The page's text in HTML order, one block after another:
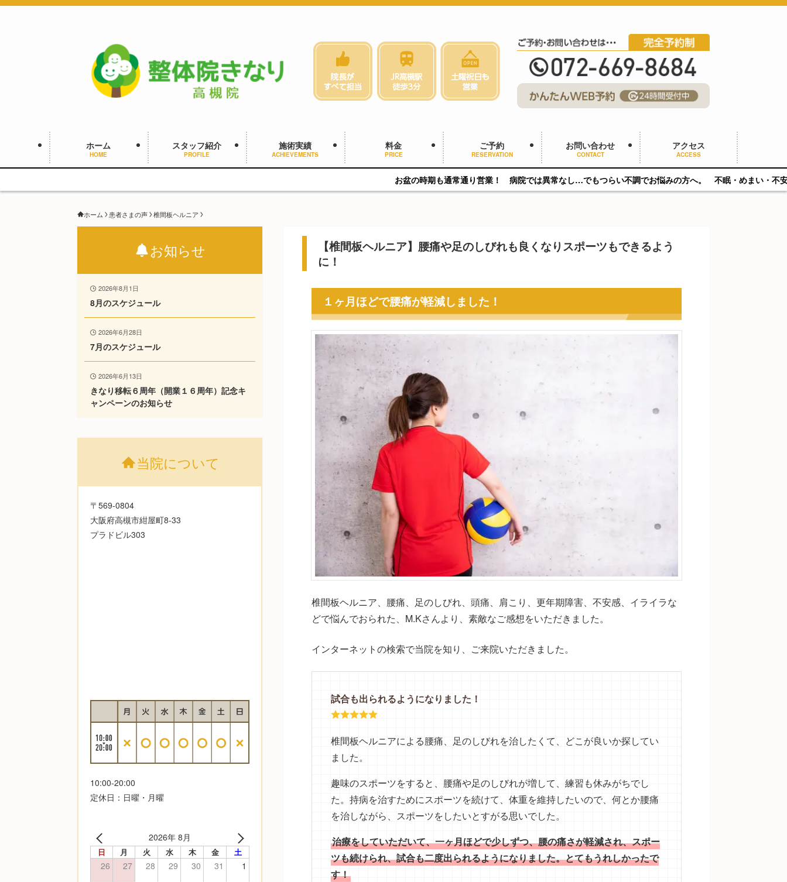
ホーム
HOME
スタッフ紹介
PROFILE
施術実績
ACHIEVEMENTS
料金
PRICE
ご予約
RESERVATION
お問い合わせ
CONTACT
アクセス
ACCESS
お盆の時期も通常通り営業！ 病院では異常なし…でもつらい不調でお悩みの方へ。 不眠・めまい・不安・パニックに
ホーム 患者さまの声 椎間板ヘルニア
【椎間板ヘルニア】腰痛や足のしびれも良くなりスポーツもできるよう
に！
１ヶ月ほどで腰痛が軽減しました！
椎間板ヘルニア、腰痛、足のしびれ、頭痛、肩こり、更年期障害、不安感、イライラな
どで悩んでおられた、M.Kさんより、素敵なご感想をいただきました。
インターネットの検索で当院を知り、ご来院いただきました。
試合も出られるようになりました！
椎間板ヘルニアによる腰痛、足のしびれを治したくて、どこが良いか探してい
ました。
趣味のスポーツをすると、腰痛や足のしびれが増して、練習も休みがちでし
た。持病を治すためにスポーツを続けて、体重を維持したいので、何とか腰痛
を治しながら、スポーツをしたいとすがる思いでした。
治療をしていただいて、一ヶ月ほどで少しずつ、腰の痛さが軽減され、スポー
ツも続けられ、試合も二度出られるようになりました。とてもうれしかったで
す！
お知らせ
2026年8月1日
8月のスケジュール
2026年6月28日
7月のスケジュール
2026年6月13日
きなり移転６周年（開業１６周年）記念キ
ャンペーンのお知らせ
当院について
〒569-0804
大阪府高槻市紺屋町8-33
プラドビル303
10:00-20:00
定休日：日曜・月曜
2026年 8月
日 月 火 水 木 金 土
26 27 28 29 30 31 1